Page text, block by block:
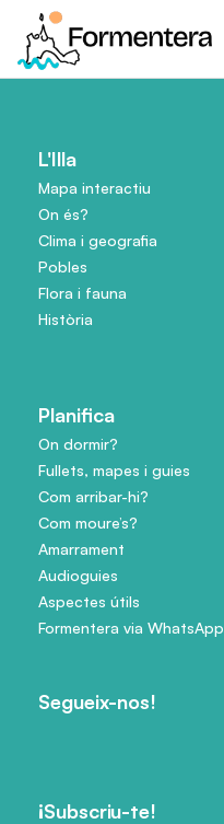
L'Illa
Mapa interactiu
On és?
Clima i geografia
Pobles
Flora i fauna
Història
Planifica
On dormir?
Fullets, mapes i guies
Com arribar-hi?
Com moure’s?
Amarrament
Audioguies
Aspectes útils
Formentera via WhatsApp
Segueix-nos!
¡Subscriu-te!